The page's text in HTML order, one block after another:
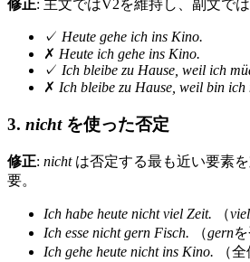
修正: 主文ではV2を維持し、副文で
✓ Heute gehe ich ins Kino.
✗ Heute ich gehe ins Kino.
✓ Ich bleibe zu Hause, weil ich
✗ Ich bleibe zu Hause, weil bin ich
3. nichtを使った否定
修正: nichtは否定する最も近い要素
要。
Ich habe heute nicht viel Zeit. （
Ich esse nicht gern Fisch. （gern
Ich gehe heute nicht ins Kino. （